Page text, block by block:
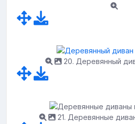
20. Деревянный
21. Деревянные